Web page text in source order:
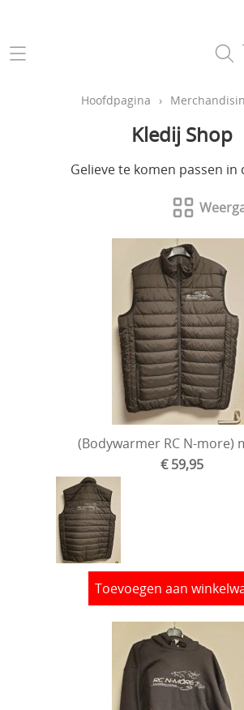
Categoriën webshop
Constructie voertuigen
Zenders, ontvangers en simulatoren
Gereedschap & Pit materiaal
Verf & Airbrush
Brandstof
Cadeaubon
Merchandising Shop
HoofdpaginaHoofdpagina ›
Kledij Shop
Gelieve te komen passen in
(Bodywarmer RC N-more)
€ 59,95
Toevoegen aan